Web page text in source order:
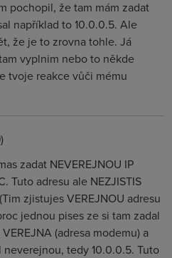
pochopil, že tam mám zadat
například to 10.0.0.5. Ale
že je to zrovna tohle. Já
vyplnim nebo to někde
tvoje reakce vůči mému
zadat NEVEREJNOU IP
Tuto adresu ale NEZJISTIS
zjistujes VEREJNOU adresu
jednou pises ze si tam zadal
(adresa modemu) a
tedy 10.0.0.5. Tuto